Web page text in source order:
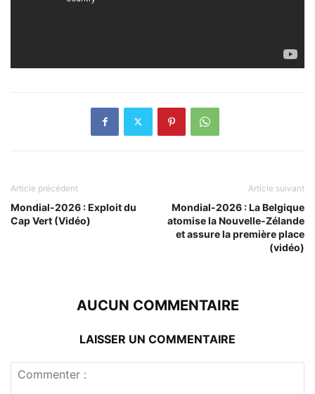
Article précédent
Mondial-2026 : Exploit du
Cap Vert (Vidéo)
Article suivant
Mondial-2026 : La Belgique
atomise la Nouvelle-Zélande
et assure la première place
(vidéo)
AUCUN COMMENTAIRE
LAISSER UN COMMENTAIRE